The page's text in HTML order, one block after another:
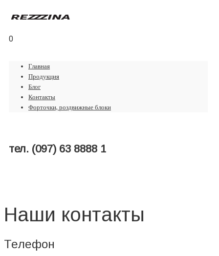
0
Главная
Продукция
Блог
Контакты
Форточки, роздвижные блоки
тел. (097) 63 8888 1
Наши контакты
Телефон